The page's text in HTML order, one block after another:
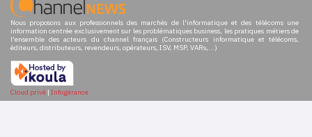
Nous proposons aux professionnels des marchés de l'informatique et des télécoms une
information centrée exclusivement sur les problématiques business, les pratiques métiers de
l'ensemble des acteurs du channel français (Constructeurs informatique et télécoms,
éditeurs, distributeurs, revendeurs, opérateurs, ISV, MSP, VARs,...)
Cloud privé | Infogérance